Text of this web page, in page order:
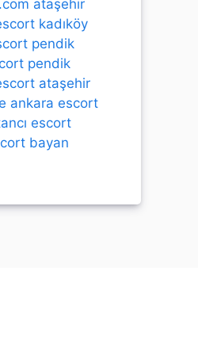
ataşehir
kadıköy
pendik
pendik
ataşehir
ankara escort
escort
bayan